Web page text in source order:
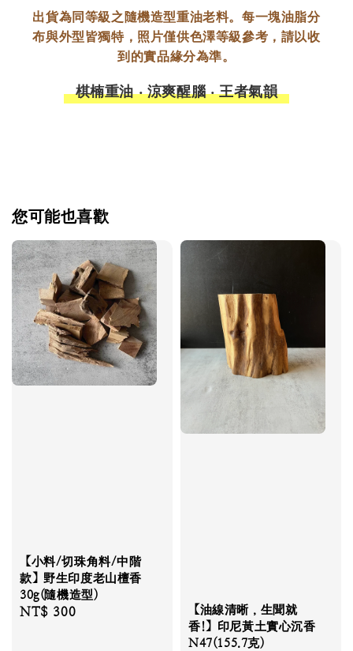
出貨為同等級之隨機造型重油老料。每一塊油脂分
布與外型皆獨特，照片僅供色澤等級參考，請以收
到的實品緣分為準。
棋楠重油 ‧ 涼爽醒腦 ‧ 王者氣韻
您可能也喜歡
【小料/切珠角料/中階
款】野生印度老山檀香
30g(隨機造型)
Regular
NT$ 300
【油線清晰，生聞就
香!】印尼黃土實心沉香
N47(155.7克)